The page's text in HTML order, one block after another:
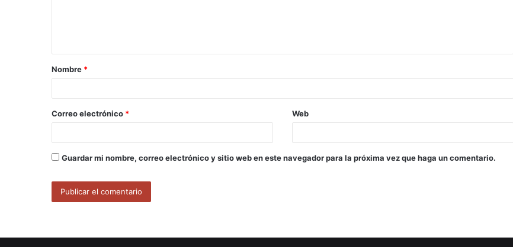
a
r
*
Nombre *
Correo electrónico * Web
Guardar mi nombre, correo electrónico y sitio web en este navegador para la próxima vez que haga un comentario.